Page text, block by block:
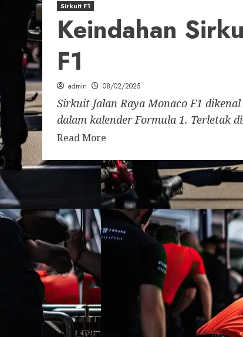
Sirkuit F1
Keindahan
F1
admin 08/02/2025
Sirkuit Jalan Raya Monaco F1
dalam kalender Formula 1. Terletak
Read More